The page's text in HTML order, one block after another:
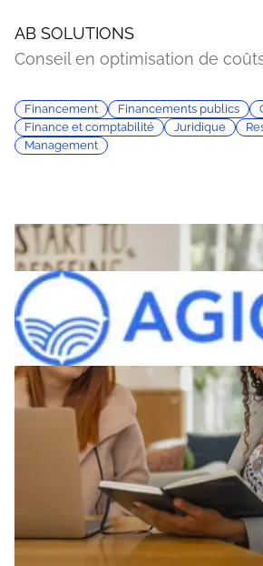
AB SOLUTIONS
Conseil en optimisation de
Financement Financements publics
Finance et comptabilité
Juridique
Management